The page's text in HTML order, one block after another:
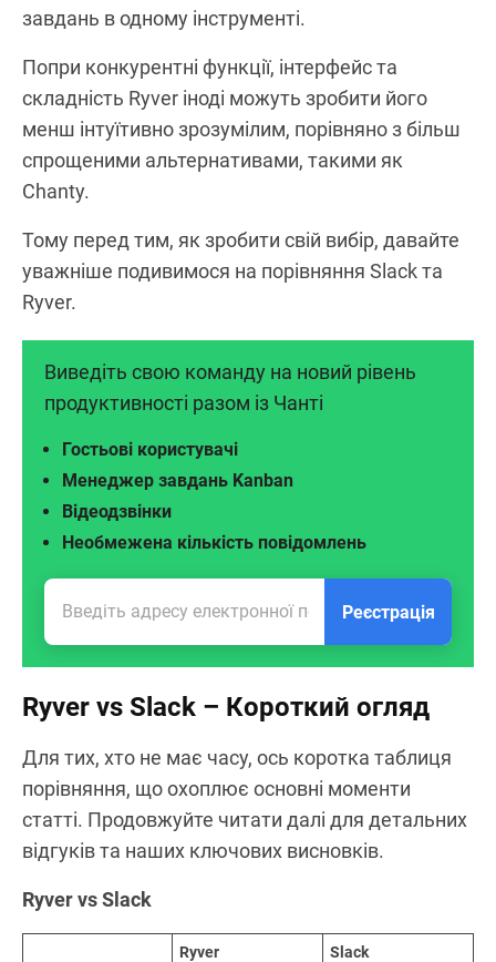
завдань в одному інструменті.
Попри конкурентні функції, інтерфейс та
складність Ryver іноді можуть зробити його
менш інтуїтивно зрозумілим, порівняно з більш
спрощеними альтернативами, такими як
Chanty.
Тому перед тим, як зробити свій вибір, давайте
уважніше подивимося на порівняння Slack та
Ryver.
Виведіть свою команду на новий рівень
продуктивності разом із Чанті
Необмежена кількість повідомлень
Відеодзвінки
Менеджер завдань Kanban
Гостьові користувачі
Реєстрація
Ryver vs Slack – Короткий огляд
Для тих, хто не має часу, ось коротка таблиця
порівняння, що охоплює основні моменти
статті. Продовжуйте читати далі для детальних
відгуків та наших ключових висновків.
Ryver vs Slack
Ryver Slack